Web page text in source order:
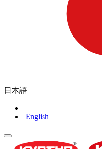
日本語
English